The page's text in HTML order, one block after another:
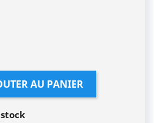
AU PANIER